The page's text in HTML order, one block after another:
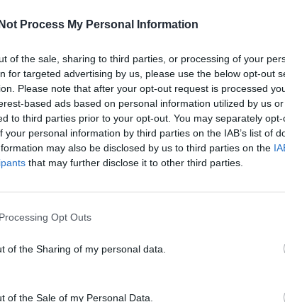
Process My Personal Information
of the sale, sharing to third parties, or processing of your
for targeted advertising by us, please use the below opt-out
Please note that after your opt-out request is processed
based ads based on personal information utilized by us
to third parties prior to your opt-out. You may separately
your personal information by third parties on the IAB’s list of
may also be disclosed by us to third parties on the
that may further disclose it to other third parties.
Opt Outs
of the Sharing of my personal data.
of the Sale of my Personal Data.
24 de enero de 2024
Guardar Me gusta
la primera vuelta recibiendo a un 7%
y una media de 10.000 butacas